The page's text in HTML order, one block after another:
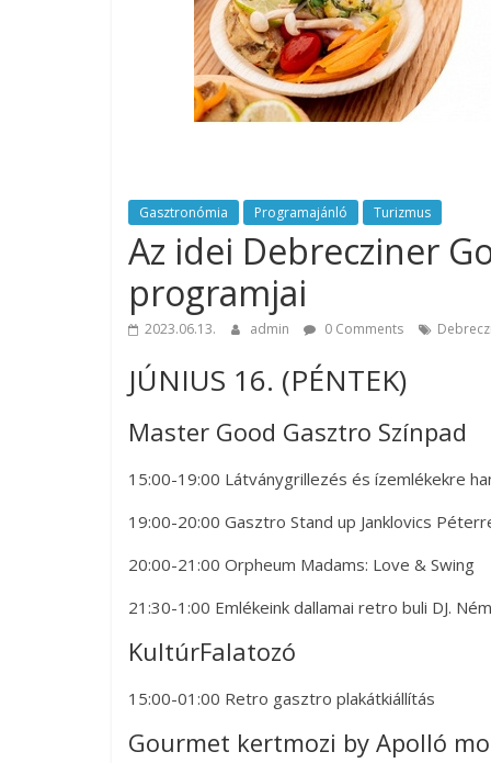
mint
céges
rendezvények
szervezőinek,
vagy
esküvőjüket
kisasszonyoknak.
Gasztronómia Programajánló Turizmus
Az idei Debrecziner
programjai
2023.06.13. admin 0 Comments
JÚNIUS 16. (PÉNTEK)
Master Good Gasztro Színpad
15:00-19:00 Látványgrillezés és ízemlékekre
19:00-20:00 Gasztro Stand up Janklovics
20:00-21:00 Orpheum Madams: Love & Swing
21:30-1:00 Emlékeink dallamai retro buli DJ.
KultúrFalatozó
15:00-01:00 Retro gasztro plakátkiállítás
Gourmet kertmozi by Apolló